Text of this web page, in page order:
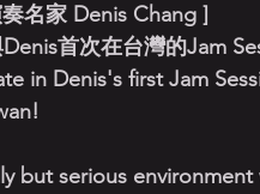
名家 Denis Chang ]
首次在台灣的Jam
in Denis's first Jam
but serious environment